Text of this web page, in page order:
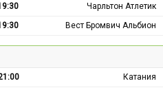
Чарльтон Атлетик
Вест Бромвич Альбион
Катания